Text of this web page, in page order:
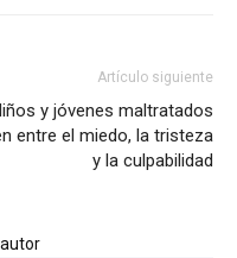
Artículo siguiente
y jóvenes maltratados
entre el miedo, la tristeza
y la culpabilidad